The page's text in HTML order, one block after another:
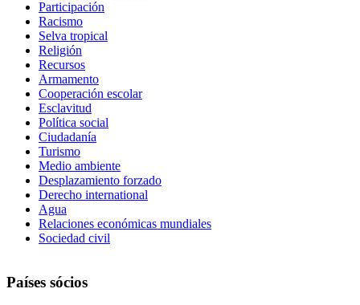
Participación
Racismo
Selva tropical
Religión
Recursos
Armamento
Cooperación escolar
Esclavitud
Política social
Ciudadanía
Turismo
Medio ambiente
Desplazamiento forzado
Derecho international
Agua
Relaciones económicas mundiales
Sociedad civil
Países sócios